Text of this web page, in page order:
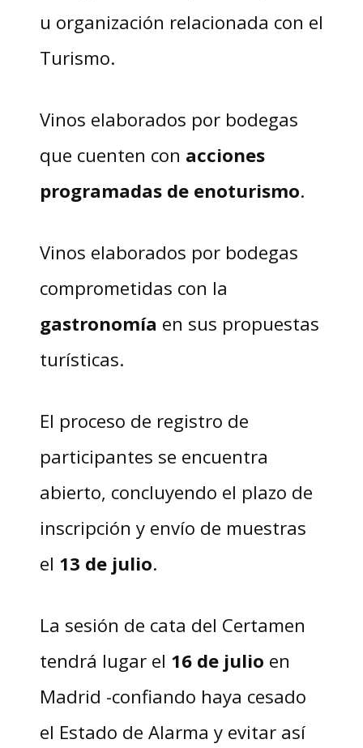
u organización relacionada con el
Turismo.
Vinos elaborados por bodegas
que cuenten con acciones
programadas de enoturismo.
Vinos elaborados por bodegas
comprometidas con la
gastronomía en sus propuestas
turísticas.
El proceso de registro de
participantes se encuentra
abierto, concluyendo el plazo de
inscripción y envío de muestras
el 13 de julio.
La sesión de cata del Certamen
tendrá lugar el 16 de julio en
Madrid -confiando haya cesado
el Estado de Alarma y evitar así